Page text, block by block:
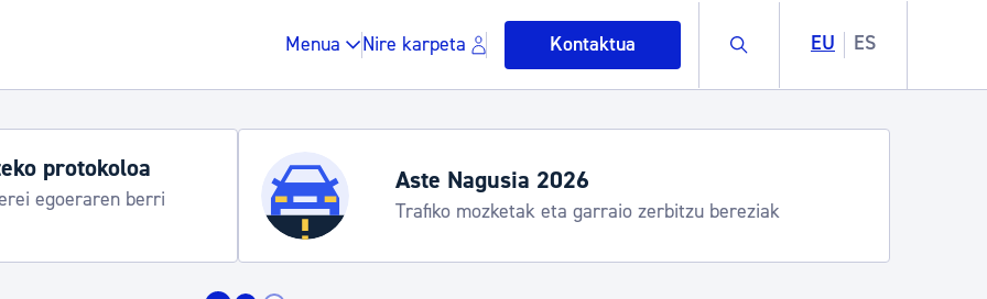
Menua Nire karpeta Kontaktua Buscar EU ES
Udako ordutegiak eta zerbitzuak
Udalinfo, Donostia Kirola, Donostia Kultura, San Telmo,
Urgull, Hondalea, Turismoa